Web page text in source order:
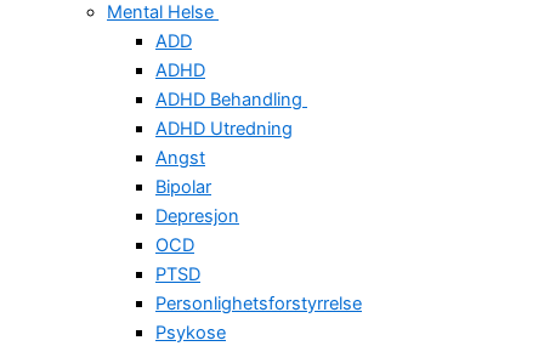
Mental Helse
ADD
ADHD
ADHD Behandling
ADHD Utredning
Angst
Bipolar
Depresjon
OCD
PTSD
Personlighetsforstyrrelse
Psykose